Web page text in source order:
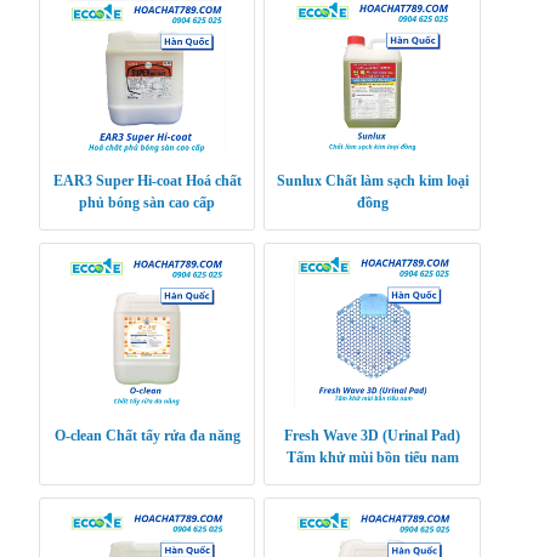
EAR3 Super Hi-coat Hoá chất
phủ bóng sàn cao cấp
Sunlux Chất làm sạch kim loại
đồng
O-clean Chất tẩy rửa đa năng
Fresh Wave 3D (Urinal Pad)
Tấm khử mùi bồn tiểu nam